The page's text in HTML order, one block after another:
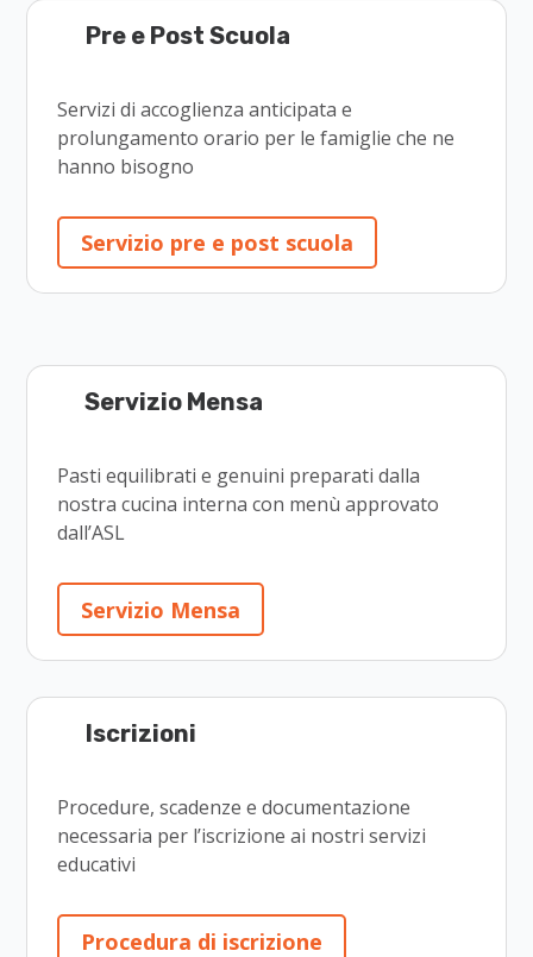
Pre e Post Scuola
Servizi di accoglienza anticipata e
prolungamento orario per le famiglie che ne
hanno bisogno
Servizio pre e post scuola
Servizio Mensa
Pasti equilibrati e genuini preparati dalla
nostra cucina interna con menù approvato
dall’ASL
Servizio Mensa
Iscrizioni
Procedure, scadenze e documentazione
necessaria per l’iscrizione ai nostri servizi
educativi
Procedura di iscrizione